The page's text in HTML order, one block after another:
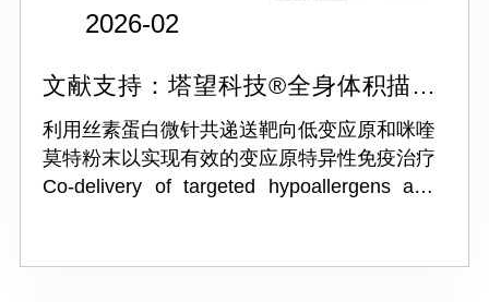
2026-02
文献支持：塔望科技®全身体积描记
系统 WBP-4M
利用丝素蛋白微针共递送靶向低变应原和咪喹
莫特粉末以实现有效的变应原特异性免疫治疗
Co-delivery of targeted hypoallergens and